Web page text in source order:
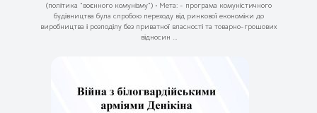
(політика “воєнного комунізму”) • Мета: - програма комуністичного
будівництва була спробою переходу від ринкової економіки до
виробництва і розподілу без приватної власності та товарно-грошових
відносин ...